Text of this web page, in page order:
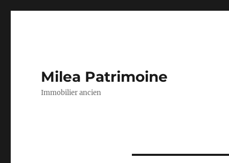
Milea Patrimoine
Immobilier ancien